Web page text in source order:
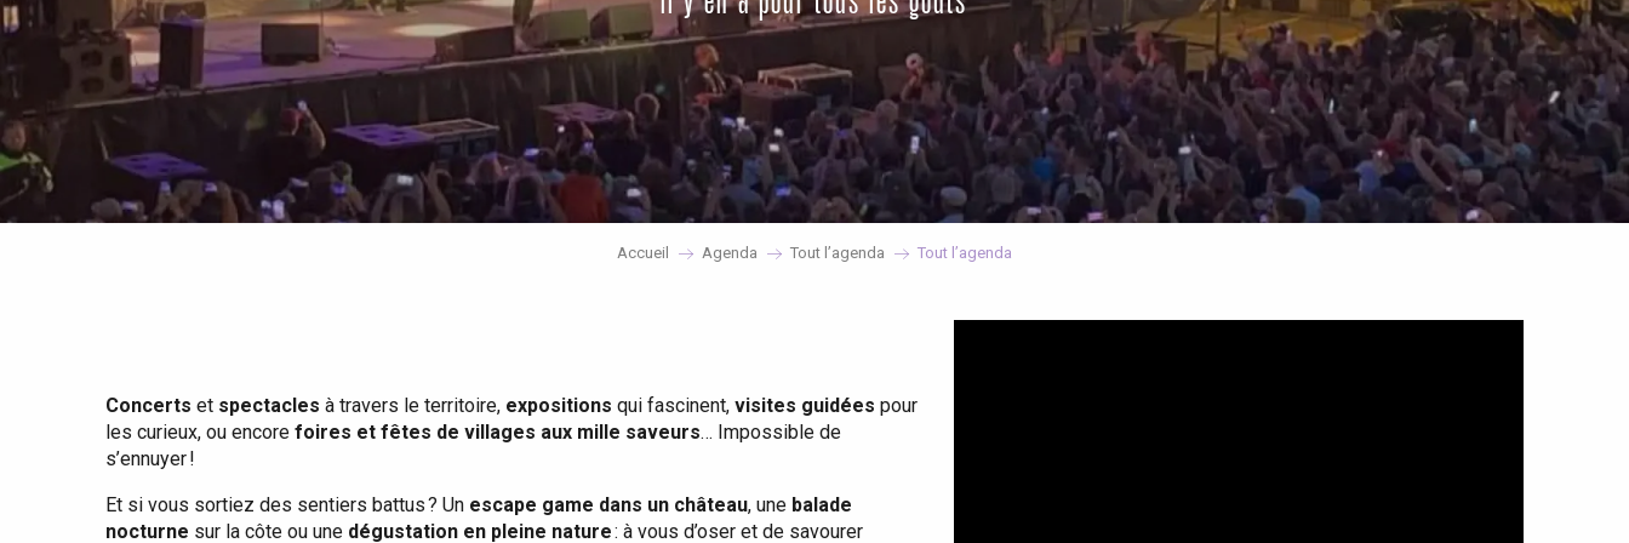
Tout l'agenda
Eté
Quand il pleut
Avec les enfants
Entre amis
Lieux branchés
Meilleurs brunch
Restaurants avec vue
Séjours en bord de
mer
Séjours en train
Accueil Agenda Tout l’agenda Tout l’agenda
Concerts et spectacles à travers le territoire, expositions qui fascinent, visites guidées pour
les curieux, ou encore foires et fêtes de villages aux mille saveurs… Impossible de
s’ennuyer !
Et si vous sortiez des sentiers battus ? Un escape game dans un château, une balade
nocturne sur la côte ou une dégustation en pleine nature: à vous d’oser et de savourer